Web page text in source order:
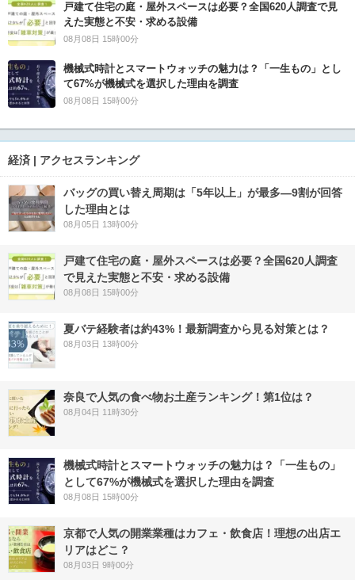
戸建て住宅の庭・屋外スペースは必要？全国620人調査で見
えた実態と不安・求める設備
08月08日 15時00分
機械式時計とスマートウォッチの魅力は？「一生もの」とし
て67%が機械式を選択した理由を調査
08月08日 15時00分
経済 | アクセスランキング
バッグの買い替え周期は「5年以上」が最多―9割が回答
した理由とは
08月05日 13時00分
戸建て住宅の庭・屋外スペースは必要？全国620人調査
で見えた実態と不安・求める設備
08月08日 15時00分
夏バテ経験者は約43%！最新調査から見る対策とは？
08月03日 13時00分
奈良で人気の食べ物お土産ランキング！第1位は？
08月04日 11時30分
機械式時計とスマートウォッチの魅力は？「一生もの」
として67%が機械式を選択した理由を調査
08月08日 15時00分
京都で人気の開業業種はカフェ・飲食店！理想の出店エ
リアはどこ？
08月03日 9時00分